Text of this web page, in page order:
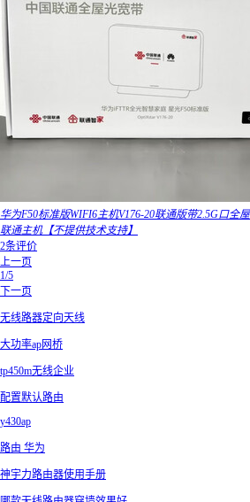
华为F50标准版WIFI6主机V176-20联通版带2.5G口全
联通主机【不提供技术支持】
2条评价
上一页
1/5
下一页
无线路器定向天线
大功率ap网桥
tp450m无线企业
配置默认路由
y430ap
路由 华为
神宇力路由器使用手册